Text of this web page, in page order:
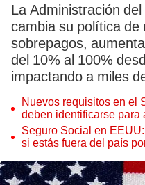
La Administración
cambia su política de
sobrepagos,
del 10% al 100%
impactando a miles
Nuevos requisitos en el
deben identificarse para
del 14 de abril
Seguro Social en
si estás fuera del país